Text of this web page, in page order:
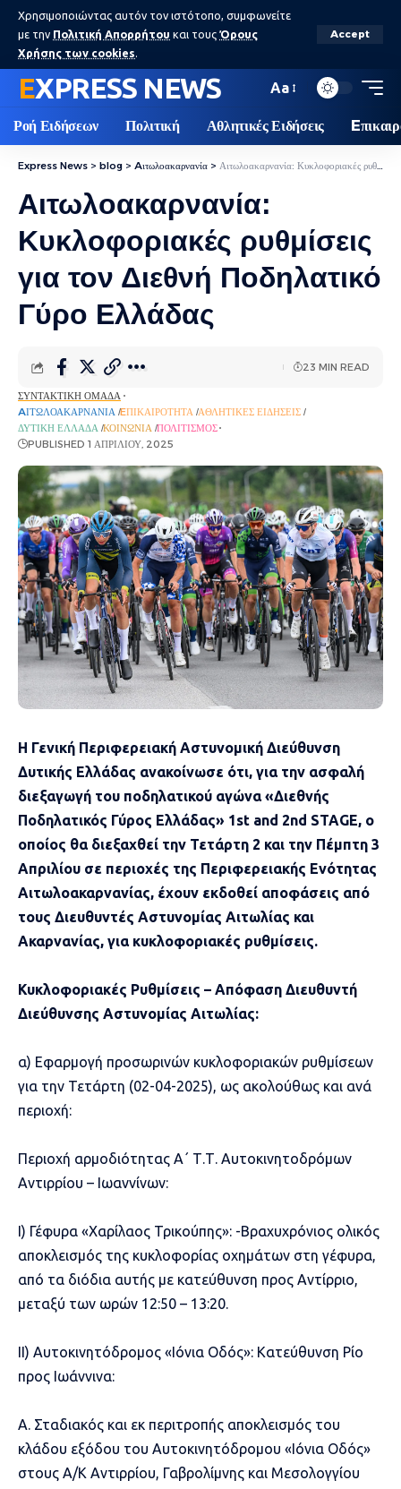
Χρησιμοποιώντας αυτόν τον ιστότοπο, συμφωνείτε
με την Πολιτική Απορρήτου και τους Όρους
Χρήσης των cookies.
Accept
EXPRESS NEWS Aa
Ροή Ειδήσεων Πολιτική Αθλητικές Ειδήσεις
Express News > blog > Aιτωλοακαρνανία > Αιτωλοακαρνανία: Κυκλοφοριακές ρυθμίσεις για τον Διεθνή Ποδηλατικό Γύρο Ελλάδας
Αιτωλοακαρνανία:
Κυκλοφοριακές ρυθμίσεις
για τον Διεθνή Ποδηλατικό
Γύρο Ελλάδας
ΣΥΝΤΑΚΤΙΚΉ ΟΜΆΔΑ
AΙΤΩΛΟΑΚΑΡΝΑΝΊΑ EΠΙΚΑΙΡΌΤΗΤΑ ΑΘΛΗΤΙΚΈΣ ΕΙΔΉΣΕΙΣ
ΔΥΤΙΚΉ ΕΛΛΆΔΑ ΚΟΙΝΩΝΊΑ ΠΟΛΙΤΙΣΜΌΣ
PUBLISHED 1 ΑΠΡΙΛΊΟΥ, 2025
23 MIN READ
Η Γενική Περιφερειακή Αστυνομική Διεύθυνση
Δυτικής Ελλάδας ανακοίνωσε ότι, για την ασφαλή
διεξαγωγή του ποδηλατικού αγώνα «Διεθνής
Ποδηλατικός Γύρος Ελλάδας» 1st and 2nd STAGE, ο
οποίος θα διεξαχθεί την Τετάρτη 2 και την Πέμπτη 3
Απριλίου σε περιοχές της Περιφερειακής Ενότητας
Αιτωλοακαρνανίας, έχουν εκδοθεί αποφάσεις από
τους Διευθυντές Αστυνομίας Αιτωλίας και
Ακαρνανίας, για κυκλοφοριακές ρυθμίσεις.
Κυκλοφοριακές Ρυθμίσεις – Απόφαση Διευθυντή
Διεύθυνσης Αστυνομίας Αιτωλίας:
α) Εφαρμογή προσωρινών κυκλοφοριακών ρυθμίσεων
για την Τετάρτη (02-04-2025), ως ακολούθως και ανά
περιοχή:
Περιοχή αρμοδιότητας Α΄ Τ.Τ. Αυτοκινητοδρόμων
Αντιρρίου – Ιωαννίνων:
Ι) Γέφυρα «Χαρίλαος Τρικούπης»: -Βραχυχρόνιος ολικός
αποκλεισμός της κυκλοφορίας οχημάτων στη γέφυρα,
από τα διόδια αυτής με κατεύθυνση προς Αντίρριο,
μεταξύ των ωρών 12:50 – 13:20.
II) Αυτοκινητόδρομος «Ιόνια Οδός»: Κατεύθυνση Ρίο
προς Ιωάννινα:
Α. Σταδιακός και εκ περιτροπής αποκλεισμός του
κλάδου εξόδου του Αυτοκινητόδρομου «Ιόνια Οδός»
στους Α/Κ Αντιρρίου, Γαβρολίμνης και Μεσολογγίου